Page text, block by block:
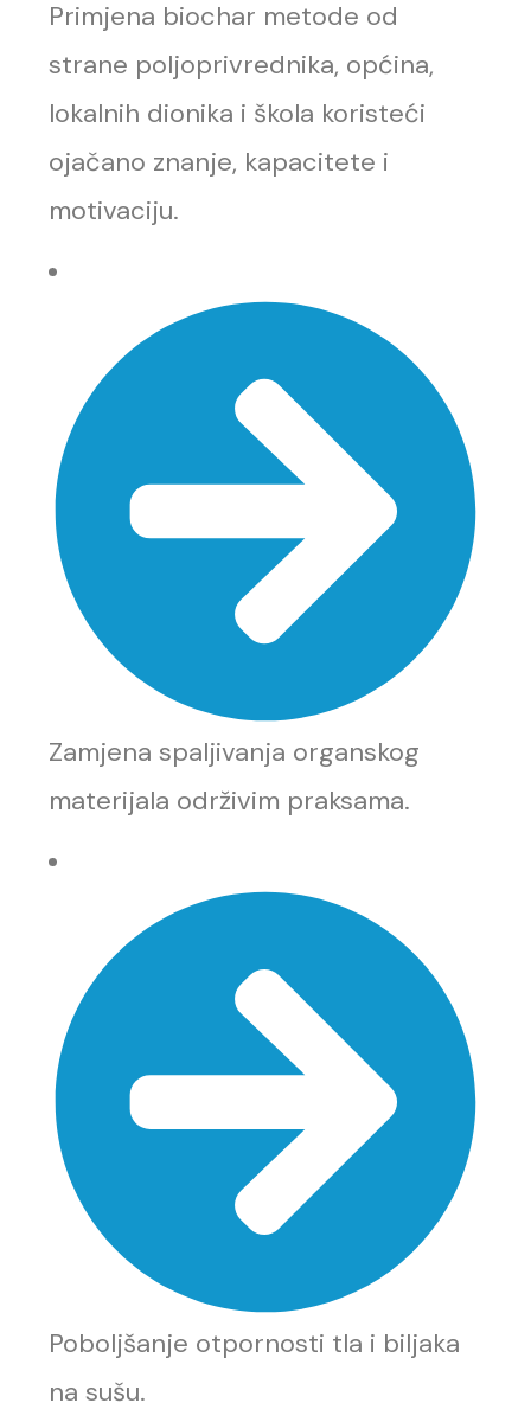
Primjena biochar metode od
strane poljoprivrednika, općina,
lokalnih dionika i škola koristeći
ojačano znanje, kapacitete i
motivaciju.
Zamjena spaljivanja organskog
materijala održivim praksama.
Poboljšanje otpornosti tla i biljaka
na sušu.